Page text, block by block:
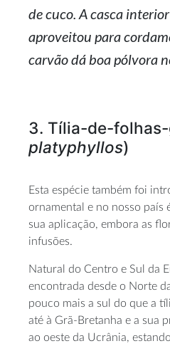
de cuco. A casca
aproveitou para
carvão dá boa pólvora
3. Tília-de-
platyphyllos)
Esta espécie também foi
ornamental e no nosso país
sua aplicação, embora as
infusões.
Natural do Centro e Sul da
encontrada desde o Norte
pouco mais a sul do que a
até à Grã-Bretanha e a sua
ao oeste da Ucrânia,